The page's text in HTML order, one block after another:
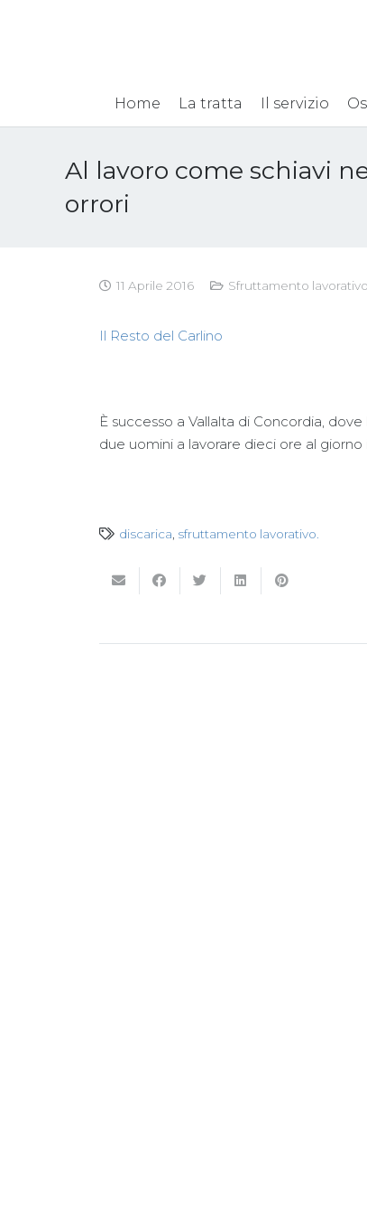
Home La tratta Il servizio
Al lavoro come schiavi
orrori
11 Aprile 2016 Sfruttamento lavorativo
Il Resto del Carlino
È successo a Vallalta di Concordia,
due uomini a lavorare dieci ore al
discarica sfruttamento lavorativo.